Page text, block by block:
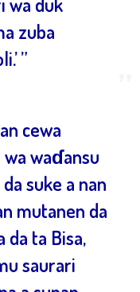
zuba
”
cewa
waɗansu
suke a nan
mutanen da
da ta Bisa,
saurari